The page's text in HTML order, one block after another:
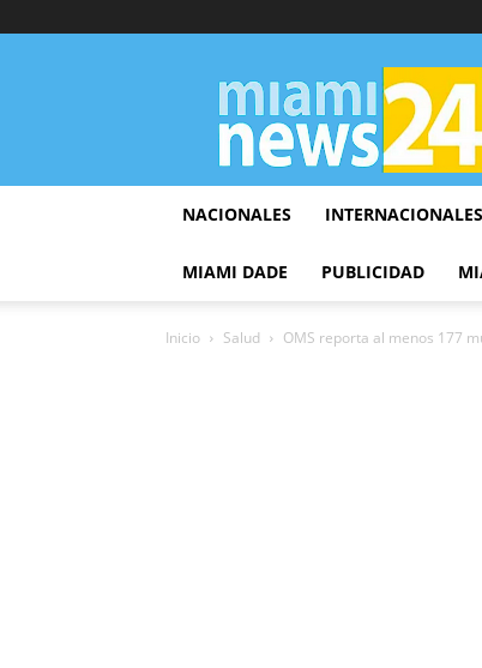
▷
Miami
News
24
NACIONALES INTERNACIONALES
MIAMI DADE PUBLICIDAD
Inicio Salud OMS reporta al menos 177